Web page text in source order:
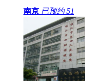
南京 已预约 51